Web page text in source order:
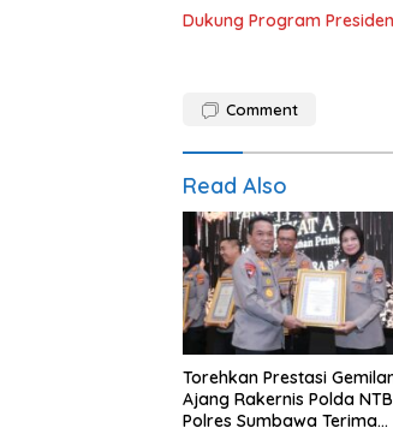
Dukung Program
Comment
Read Also
Torehkan Prestasi
Ajang Rakernis Polda
Polres Sumbawa Terima